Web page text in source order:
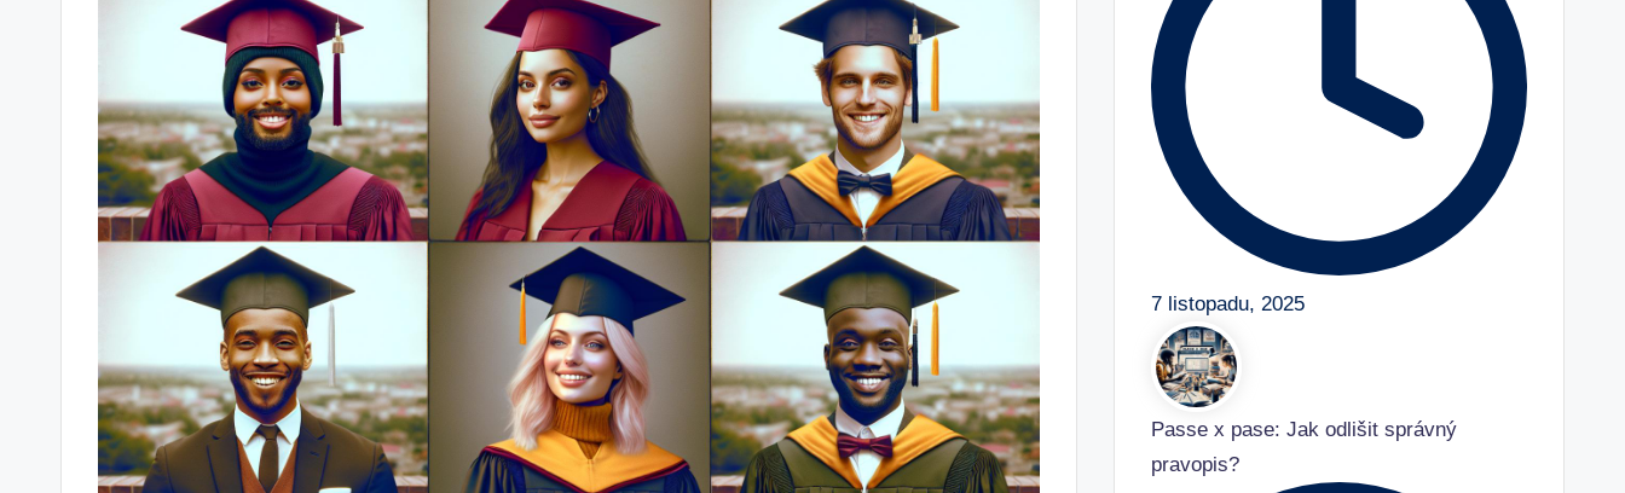
7 listopadu, 2025
Passe x pase: Jak odlišit správný
pravopis?